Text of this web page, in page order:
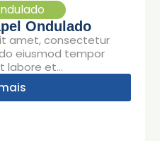
Ondulado
amet, consectetur
eiusmod tempor
labore et...